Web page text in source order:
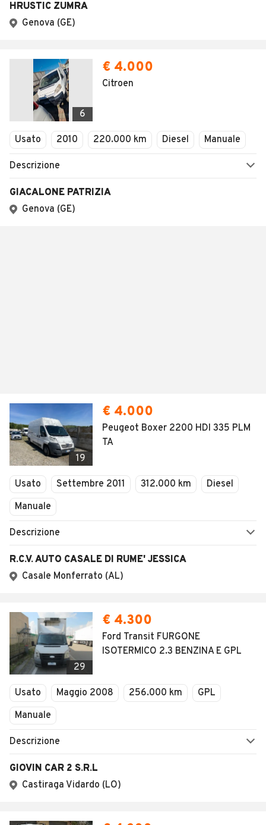
HRUSTIC ZUMRA
Genova (GE)
6
€ 4.000
Citroen
Usato 2010 220.000 km Diesel Manuale
Descrizione
GIACALONE PATRIZIA
Genova (GE)
19
€ 4.000
Peugeot Boxer 2200 HDI 335 PLM
TA
Usato Settembre 2011 312.000 km
Diesel
Manuale
Descrizione
R.C.V. AUTO CASALE DI RUME' JESSICA
Casale Monferrato (AL)
29
€ 4.300
Ford Transit FURGONE
ISOTERMICO 2.3 BENZINA E GPL
Usato Maggio 2008 256.000 km
GPL
Manuale
Descrizione
GIOVIN CAR 2 S.R.L
Castiraga Vidardo (LO)